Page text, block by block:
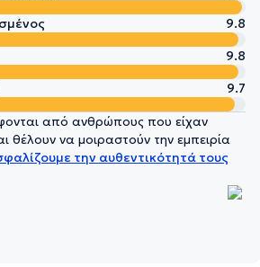
9.8
9.8
9.7
από ανθρώπους που είχαν
θέλουν να μοιραστούν την εμπειρία
την αυθεντικότητά τους